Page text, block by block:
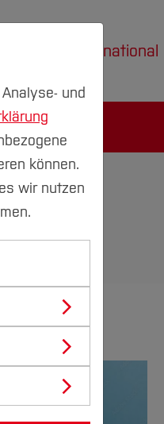
International
und
können.
wir nutzen